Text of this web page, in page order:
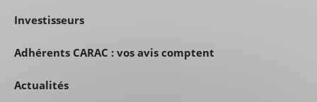
Investisseurs
Adhérents CARAC : vos avis comptent
Actualités